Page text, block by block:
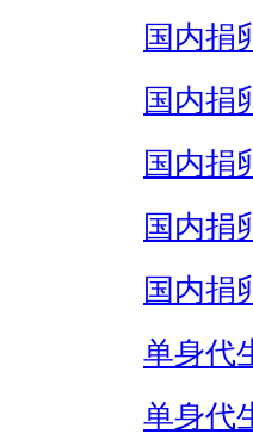
国内捐
国内捐
国内捐
国内捐
国内捐
单身代
单身代